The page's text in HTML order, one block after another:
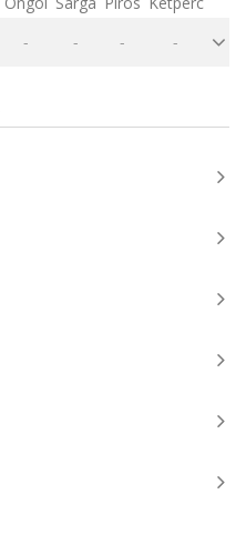
- - - -